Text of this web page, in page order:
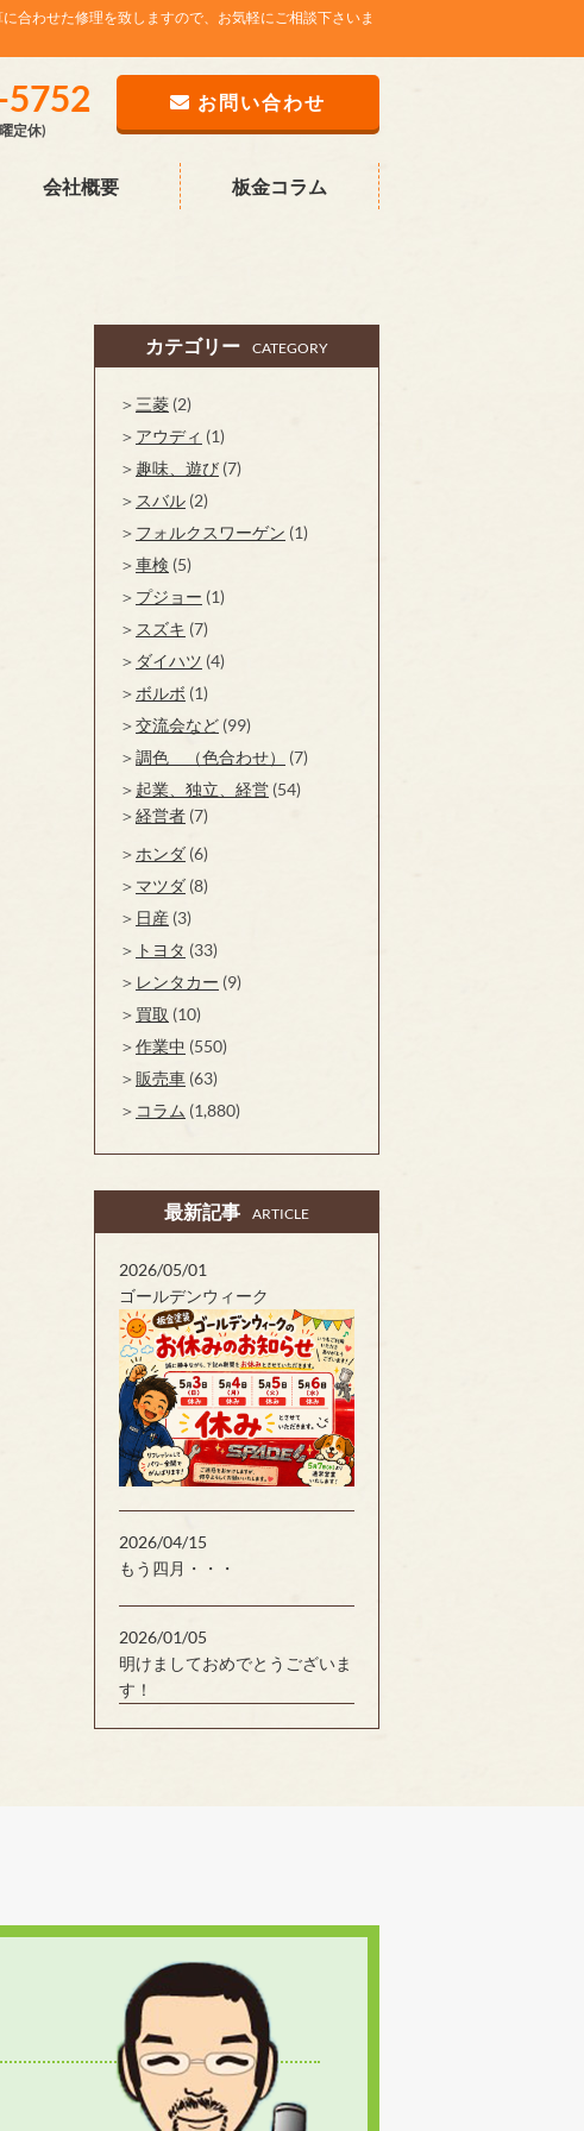
合わせた修理を致しますので、お気軽にご相談下さいま
定休)
お問い合わせ
会社概要 板金コラム
カテゴリー CATEGORY
三菱 (2)
アウディ (1)
趣味、遊び (7)
スバル (2)
フォルクスワーゲン (1)
車検 (5)
プジョー (1)
スズキ (7)
ダイハツ (4)
ボルボ (1)
交流会など (99)
調色 （色合わせ）
(7)
起業、独立、経営 (54)
経営者 (7)
ホンダ (6)
マツダ (8)
日産 (3)
トヨタ (33)
レンタカー (9)
買取 (10)
作業中 (550)
販売車 (63)
コラム (1,880)
最新記事 ARTICLE
2026/05/01
ゴールデンウィーク
2026/04/15
もう四月・・・
2026/01/05
明けましておめでとうございま
す！